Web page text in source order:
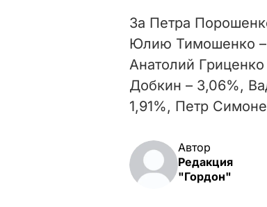
За Петра
Юлию Тимошенко –
Анатолий
Добкин – 3,06%,
1,91%, Петр
Автор
Редакция
"Гордон"